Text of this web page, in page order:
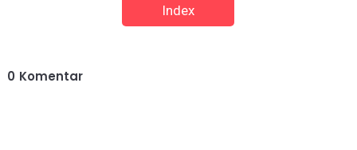
Index
0 Komentar